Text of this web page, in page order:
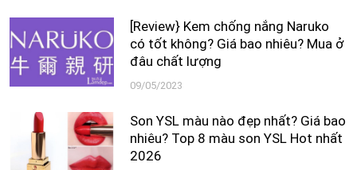
[Review} Kem chống nắng Naruko
có tốt không? Giá bao nhiêu? Mua ở
đâu chất lượng
09/05/2023
Son YSL màu nào đẹp nhất? Giá bao
nhiêu? Top 8 màu son YSL Hot nhất
2026